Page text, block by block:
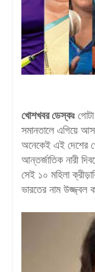
খোশখবর ডেস্কঃ
সমানতালে এগিয়ে
অনেকেই এই দেশের
আন্তর্জাতিক নারী
সেই ১০ মহিলা
ভারতের নাম উজ্জ্বল